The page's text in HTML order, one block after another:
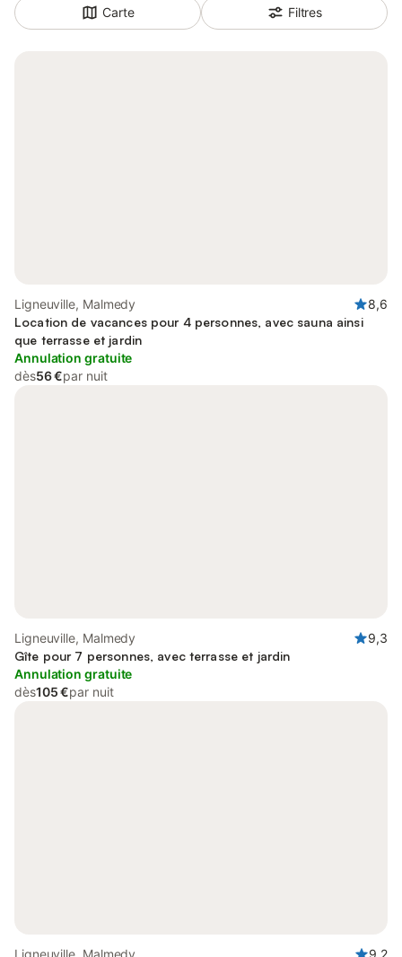
Carte Filtres
Ligneuville, Malmedy
8,6
Location de vacances pour 4 personnes, avec sauna ainsi
que terrasse et jardin
Annulation gratuite
dès56 €par nuit
Ligneuville, Malmedy
9,3
Gîte pour 7 personnes, avec terrasse et jardin
Annulation gratuite
dès105 €par nuit
Ligneuville, Malmedy
9,2